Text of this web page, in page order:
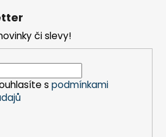
či slevy!
s podmínkami